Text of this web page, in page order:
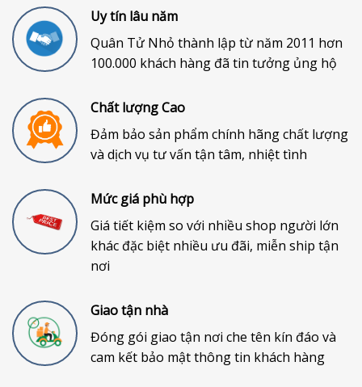
Uy tín lâu năm
Quân Tử Nhỏ thành lập từ năm 2011 hơn
100.000 khách hàng đã tin tưởng ủng hộ
Chất lượng Cao
Đảm bảo sản phẩm chính hãng chất lượng
và dịch vụ tư vấn tận tâm, nhiệt tình
Mức giá phù hợp
Giá tiết kiệm so với nhiều shop người lớn
khác đặc biệt nhiều ưu đãi, miễn ship tận
nơi
Giao tận nhà
Đóng gói giao tận nơi che tên kín đáo và
cam kết bảo mật thông tin khách hàng